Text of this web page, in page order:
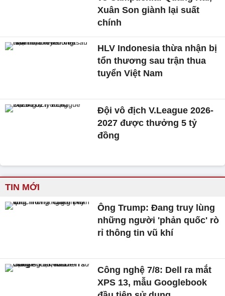
Xuân Son giành lại suất
chính
HLV Indonesia thừa nhận bị
tổn thương sau trận thua
tuyển Việt Nam
Đội vô địch V.League 2026-
2027 được thưởng 5 tỷ
đồng
TIN MỚI
Ông Trump: Đang truy lùng
những người 'phản quốc' rò
rỉ thông tin vũ khí
Công nghệ 7/8: Dell ra mắt
XPS 13, mẫu Googlebook